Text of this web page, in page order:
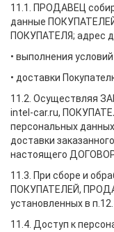
11.1. ПРОДАВЕЦ
данные
ПОКУПАТЕЛЯ; адрес
• выполнения
• доставки
11.2. Осуществляя
intel-car.ru,
персональных
доставки
настоящего
11.3. При сборе и
ПОКУПАТЕЛЕЙ,
установленных в
11.4. Доступ к